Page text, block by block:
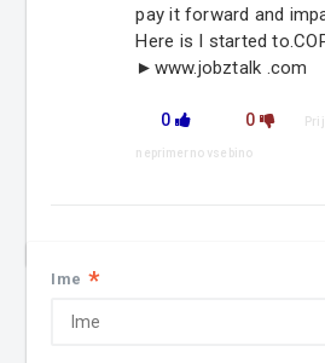
pay it forward and
Here is I started
►www.jobztalk .com
0 0
neprimerno vsebino
Ime *